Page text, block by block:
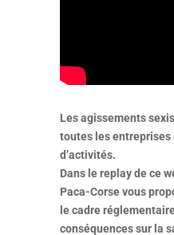
Les agissements
toutes les entreprises
d’activités.
Dans le replay de ce
Paca-Corse vous
le cadre
conséquences sur la